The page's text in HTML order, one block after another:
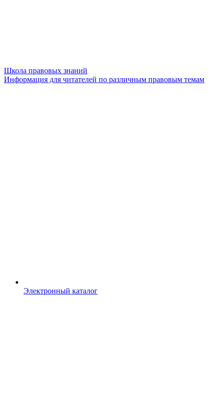
Школа правовых знаний
Информация для читателей по различным правовым темам
Электронный каталог